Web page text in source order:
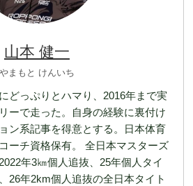
山本 健一
やまもと けんいち
どっぷりとハマり、2016年まで実
ーで走った。自身の経験に裏付け
ン系記事を得意とする。日本体育
ーチ資格保有。 全日本マスターズ
年3㎞個人追抜、25年個人タイ
26年2km個人追抜の全日本タイト